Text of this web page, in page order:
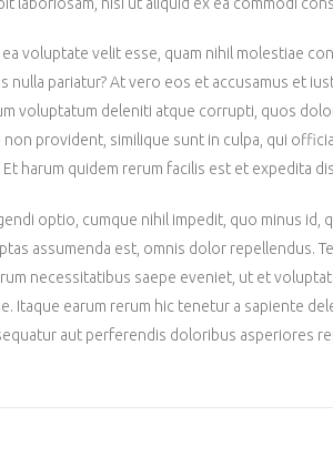
voluptate velit esse, quam nihil molestiae
nulla pariatur? At vero eos et accusamus et
voluptatum deleniti atque corrupti, quos
provident, similique sunt in culpa, qui
harum quidem rerum facilis est et expedita
optio, cumque nihil impedit, quo minus id,
assumenda est, omnis dolor repellendus.
necessitatibus saepe eveniet, ut et
Itaque earum rerum hic tenetur a sapiente
aut perferendis doloribus asperiores